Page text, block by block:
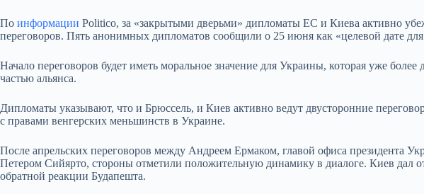
По информации Politico, за «закрытыми дверьми» дипломаты ЕС и Киева активно
переговоров. Пять анонимных дипломатов сообщили о 25 июня как «целевой дате для
Начало переговоров будет иметь моральное значение для Украины, которая уже
частью альянса.
Дипломаты указывают, что и Брюссель, и Киев активно ведут двусторонние
с правами венгерских меньшинств в Украине.
После апрельских переговоров между Андреем Ермаком, главой офиса президента
Петером Сийярто, стороны отметили положительную динамику в диалоге. Киев дал
обратной реакции Будапешта.